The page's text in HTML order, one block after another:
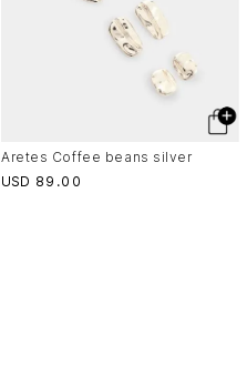
Aretes Coffee beans silver
USD 89 .00